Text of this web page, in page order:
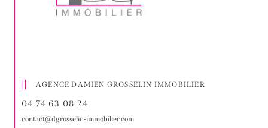
AGENCE DAMIEN GROSSELIN IMMOBILIER
04 74 63 08 24
contact@dgrosselin-immobilier.com